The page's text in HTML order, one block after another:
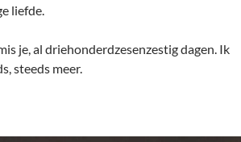
liefde.
je, al driehonderdzesenzestig dagen. Ik
steeds meer.